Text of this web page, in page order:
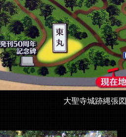
大聖寺城跡縄張